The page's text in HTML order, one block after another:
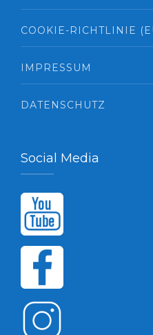
COOKIE-RICHTLINIE
IMPRESSUM
DATENSCHUTZ
Social Media